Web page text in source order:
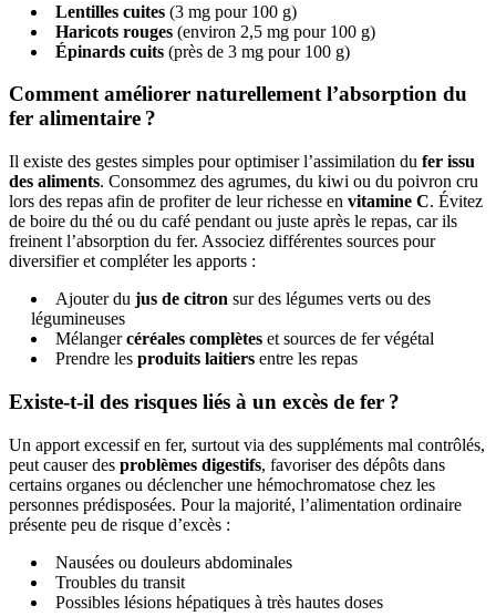
Lentilles cuites (3 mg pour 100 g)
Haricots rouges (environ 2,5 mg pour 100 g)
Épinards cuits (près de 3 mg pour 100 g)
Comment améliorer naturellement l’absorption du
fer alimentaire ?
Il existe des gestes simples pour optimiser l’assimilation du fer issu
des aliments. Consommez des agrumes, du kiwi ou du poivron cru
lors des repas afin de profiter de leur richesse en vitamine C. Évitez
de boire du thé ou du café pendant ou juste après le repas, car ils
freinent l’absorption du fer. Associez différentes sources pour
diversifier et compléter les apports :
Ajouter du jus de citron sur des légumes verts ou des
légumineuses
Mélangercéréales complètes et sources de fer végétal
Prendre les produits laitiers entre les repas
Existe-t-il des risques liés à un excès de fer ?
Un apport excessif en fer, surtout via des suppléments mal contrôlés,
peut causer des problèmes digestifs, favoriser des dépôts dans
certains organes ou déclencher une hémochromatose chez les
personnes prédisposées. Pour la majorité, l’alimentation ordinaire
présente peu de risque d’excès :
Nausées ou douleurs abdominales
Troubles du transit
Possibles lésions hépatiques à très hautes doses